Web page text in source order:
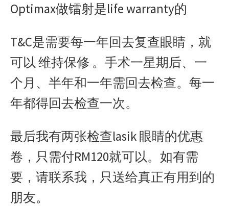
Optimax做镭射是life warranty的
T&C是需要每一年回去复查眼睛，就
可以 维持保修 。手术一星期后、一
个月、半年和一年需回去检查。每一
年都得回去检查一次。
最后我有两张检查lasik 眼睛的优惠
卷，只需付RM120就可以。如有需
要，请联系我，只送给真正有用到的
朋友。